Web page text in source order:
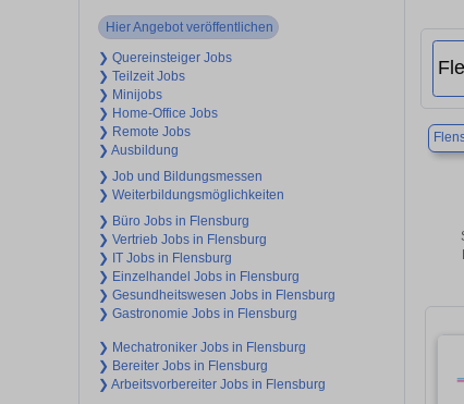
Hier Angebot veröffentlichen
❯ Quereinsteiger Jobs
❯ Teilzeit Jobs
❯ Minijobs
❯ Home-Office Jobs
❯ Remote Jobs
❯ Ausbildung
❯ Job und Bildungsmessen
❯ Weiterbildungsmöglichkeiten
❯ Büro Jobs in Flensburg
❯ Vertrieb Jobs in Flensburg
❯ IT Jobs in Flensburg
❯ Einzelhandel Jobs in Flensburg
❯ Gesundheitswesen Jobs in Flensburg
❯ Gastronomie Jobs in Flensburg
❯ Mechatroniker Jobs in Flensburg
❯ Bereiter Jobs in Flensburg
❯ Arbeitsvorbereiter Jobs in Flensburg